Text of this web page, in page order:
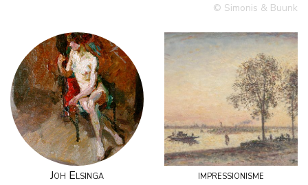
© Simonis & Buunk
Joh Elsinga impressionisme